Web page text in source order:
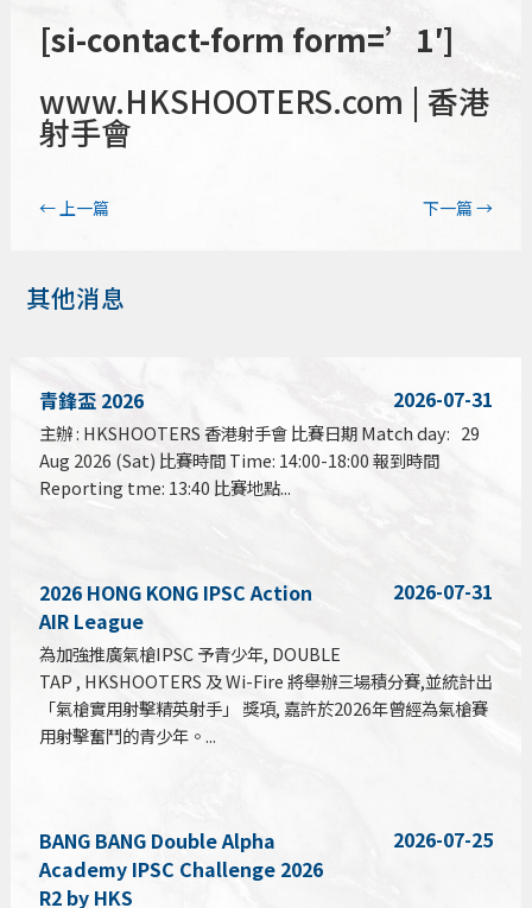
[si-contact-form form=’1′]
www.HKSHOOTERS.com | 香港
射手會
← 上一篇 下一篇→
其他消息
青鋒盃 2026 2026-07-31
主辦 : HKSHOOTERS 香港射手會 比賽日期 Match day: 29
Aug 2026 (Sat) 比賽時間 Time: 14:00-18:00 報到時間
Reporting tme: 13:40 比賽地點...
2026 HONG KONG IPSC Action
AIR League
2026-07-31
為加強推廣氣槍IPSC 予青少年, DOUBLE
TAP , HKSHOOTERS 及 Wi-Fire 將舉辦三場積分賽,並統計出
「氣槍實用射擊精英射手」 獎項, 嘉許於2026年曾經為氣槍賽
用射擊奮鬥的青少年。...
BANG BANG Double Alpha
Academy IPSC Challenge 2026
R2 by HKS
2026-07-25